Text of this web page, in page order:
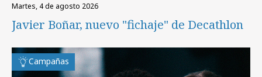
martes, 4 de agosto 2026
Javier Boñar, nuevo "fichaje" de Decathlon
Campañas